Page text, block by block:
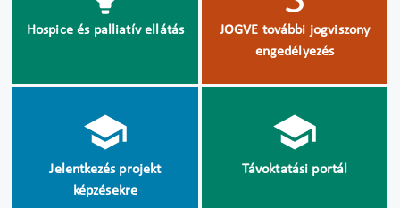
Hospice és palliatív ellátás
JOGVE további jogviszony
engedélyezés
Jelentkezés projekt
képzésekre
Távoktatási portál